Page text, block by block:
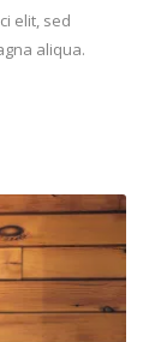
elit, sed
aliqua.